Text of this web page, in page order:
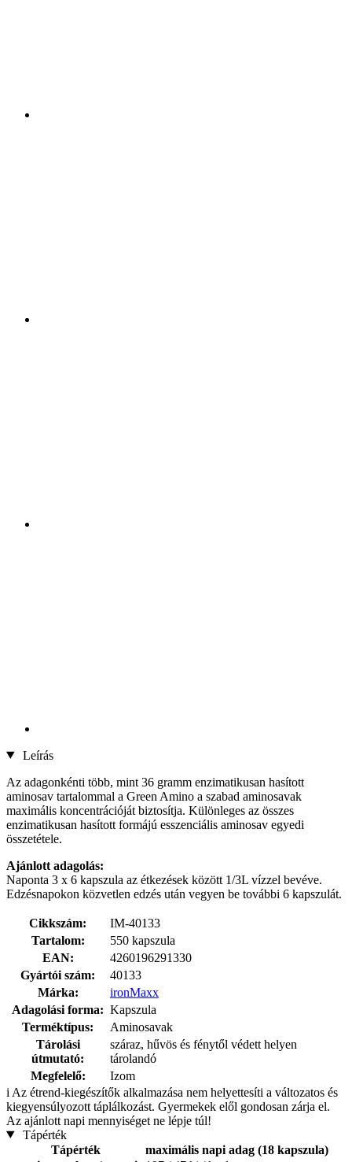
Leírás
Az adagonkénti több, mint 36 gramm enzimatikusan hasított
aminosav tartalommal a Green Amino a szabad aminosavak
maximális koncentrációját biztosítja. Különleges az összes
enzimatikusan hasított formájú esszenciális aminosav egyedi
összetétele.
Ajánlott adagolás:
Naponta 3 x 6 kapszula az étkezések között 1/3L vízzel bevéve.
Edzésnapokon közvetlen edzés után vegyen be további 6 kapszulát.
Cikkszám:
IM-40133
Tartalom:
550 kapszula
EAN:
4260196291330
Gyártói szám:
40133
Márka:
ironMaxx
Adagolási forma: Kapszula
Terméktípus:
Aminosavak
Tárolási
útmutató:
száraz, hűvös és fénytől védett helyen
tárolandó
Megfelelő:
Izom
i Az étrend-kiegészítők alkalmazása nem helyettesíti a változatos és
kiegyensúlyozott táplálkozást. Gyermekek elől gondosan zárja el.
Az ajánlott napi mennyiséget ne lépje túl!
Tápérték
Tápérték
maximális napi adag (18 kapszula)